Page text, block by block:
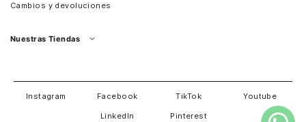
Cambios y devoluciones
Costa Rica
Nuestras Tiendas
Instagram
Facebook TikTok Youtube
LinkedIn Pinterest